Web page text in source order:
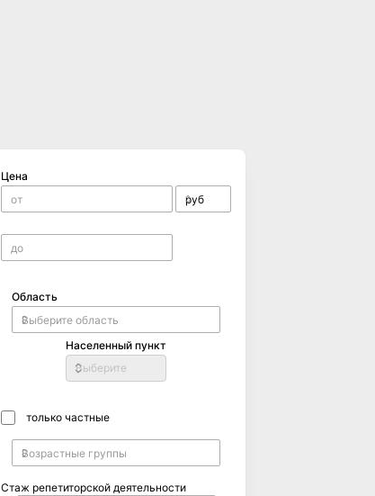
Цена
Область
Населенный пункт
Выберите
только частные
Стаж репетиторской деятельности